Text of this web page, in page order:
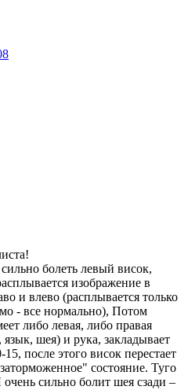
болеть левый висок,
изображение в
и влево (расплывается только
- все нормально), Потом
либо левая, либо правая
шея) и рука, закладывает
после этого висок перестает
состояние. Туго
сильно болит шея сзади –